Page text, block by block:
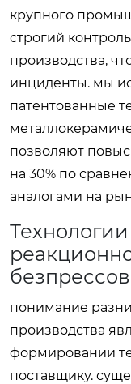
крупного
строгий
производства,
инциденты. мы
патентованные
позволяют
на 30% по
аналогами на
понимание
производства
формировании
поставщику.